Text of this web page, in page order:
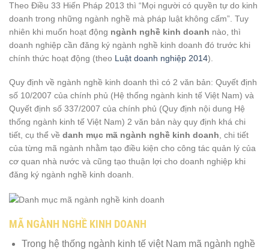
Theo Điều 33 Hiến Pháp 2013 thì “Mọi người có quyền tự do kinh
doanh trong những ngành nghề mà pháp luật không cấm”. Tuy
nhiên khi muốn hoạt động ngành nghề kinh doanh nào, thì
doanh nghiệp cần đăng ký ngành nghề kinh doanh đó trước khi
chính thức hoạt động (theo Luật doanh nghiệp 2014).
Quy định về ngành nghề kinh doanh thì có 2 văn bản: Quyết định
số 10/2007 của chính phủ (Hệ thống ngành kinh tế Việt Nam) và
Quyết định số 337/2007 của chính phủ (Quy định nội dung Hệ
thống ngành kinh tế Việt Nam) 2 văn bản này quy định khá chi
tiết, cụ thể về danh mục mã ngành nghề kinh doanh , chi tiết
của từng mã ngành nhằm tạo điều kiện cho công tác quản lý của
cơ quan nhà nước và cũng tạo thuận lợi cho doanh nghiệp khi
đăng ký ngành nghề kinh doanh.
MÃ NGÀNH NGHỀ KINH DOANH
Trong hệ thống ngành kinh tế việt Nam mã ngành nghề